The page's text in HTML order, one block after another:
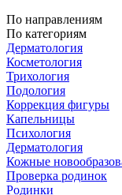
По направлениям
По категориям
Дерматология
Косметология
Трихология
Подология
Коррекция фигуры
Капельницы
Психология
Дерматология
Кожные
Проверка родинок
Родинки